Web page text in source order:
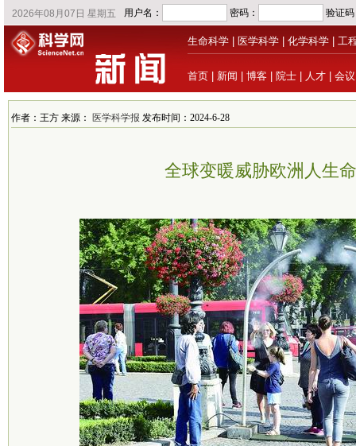
生命科学 医学科学 化学科学 工
首页 新闻 博客 院士 人才 会议
作者：王方 来源： 医学科学报 发布时间：2024-6-28
全球变暖威胁欧洲人生